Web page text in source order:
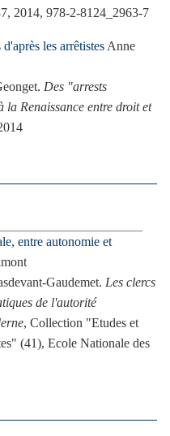
2014, 978-2-8124_2963-7
les arrêtistes Anne
Des "arrests
Renaissance entre droit et
entre autonomie et
Gaudemet. Les clercs
de l'autorité
, Collection "Etudes et
(41), Ecole Nationale des